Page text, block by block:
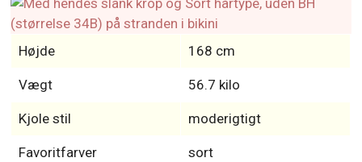
Højde 168 cm
Vægt 56.7 kilo
Kjole stil moderigtigt
Favoritfarver sort